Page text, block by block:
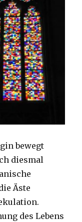
bewegt
diesmal
Äste
des Lebens